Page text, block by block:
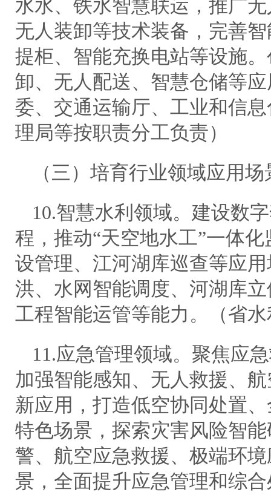
水水、铁水智慧联运，推广
无人装卸等技术装备，完善
提柜、智能充换电站等设施
卸、无人配送、智慧仓储等
委、交通运输厅、工业和信
理局等按职责分工负责）
（三）培育行业领域应用场
10.智慧水利领域。建设数
程，推动“天空地水工”一体
设管理、江河湖库巡查等应
洪、水网智能调度、河湖库
工程智能运管等能力。（省
11.应急管理领域。聚焦应
加强智能感知、无人救援、
新应用，打造低空协同处置
特色场景，探索灾害风险智
警、航空应急救援、极端环
景，全面提升应急管理和综